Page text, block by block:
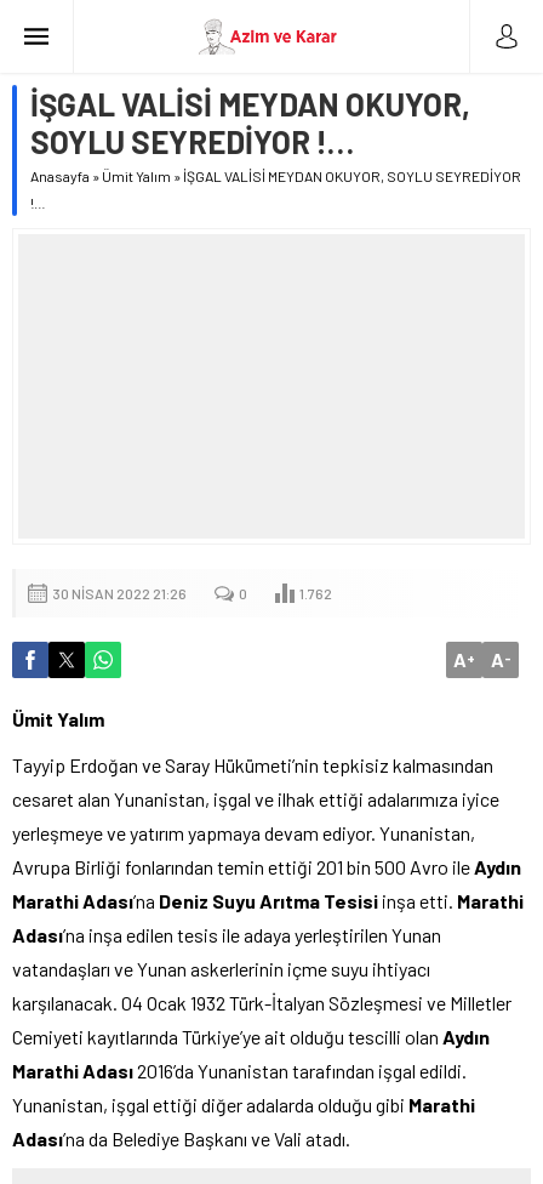
İŞGAL VALİSİ MEYDAN OKUYOR,
SOYLU SEYREDİYOR !…
Anasayfa » Ümit Yalım » İŞGAL VALİSİ MEYDAN OKUYOR, SOYLU SEYREDİYOR
!…
30 NISAN 2022 21:26 0 1.762
A+ A-
Ümit Yalım
Tayyip Erdoğan ve Saray Hükümeti’nin tepkisiz kalmasından
cesaret alan Yunanistan, işgal ve ilhak ettiği adalarımıza iyice
yerleşmeye ve yatırım yapmaya devam ediyor. Yunanistan,
Avrupa Birliği fonlarından temin ettiği 201 bin 500 Avro ile Aydın
Marathi Adası’na Deniz Suyu Arıtma Tesisi inşa etti. Marathi
Adası’na inşa edilen tesis ile adaya yerleştirilen Yunan
vatandaşları ve Yunan askerlerinin içme suyu ihtiyacı
karşılanacak. 04 Ocak 1932 Türk-İtalyan Sözleşmesi ve Milletler
Cemiyeti kayıtlarında Türkiye’ye ait olduğu tescilli olan Aydın
Marathi Adası2016’da Yunanistan tarafından işgal edildi.
Yunanistan, işgal ettiği diğer adalarda olduğu gibi Marathi
Adası’na da Belediye Başkanı ve Vali atadı.